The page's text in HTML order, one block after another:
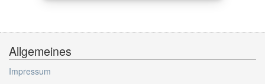
Allgemeines
Impressum